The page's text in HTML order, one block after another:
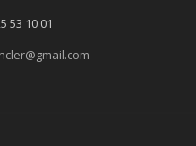
53 10 01